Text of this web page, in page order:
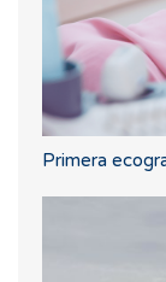
Primera